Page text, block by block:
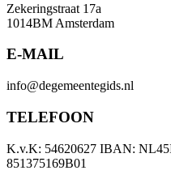
Zekeringstraat 17a
1014BM Amsterdam
E-MAIL
info@degemeentegids.nl
TELEFOON
K.v.K: 54620627 IBAN:
851375169B01